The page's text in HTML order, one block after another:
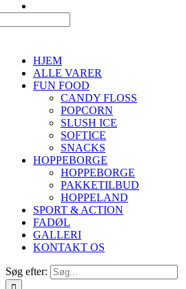
HJEM
ALLE VARER
FUN FOOD
CANDY FLOSS
POPCORN
SLUSH ICE
SOFTICE
SNACKS
HOPPEBORGE
HOPPEBORGE
PAKKETILBUD
HOPPELAND
SPORT & ACTION
FADØL
GALLERI
KONTAKT OS
Søg efter: